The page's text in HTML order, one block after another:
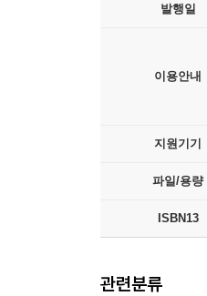
발행일
이용안내
지원기기
파일/용량
ISBN13
관련분류